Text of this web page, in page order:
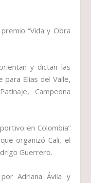
premio“Vida y Obra
y dictan las
para Elías del Valle,
Campeona
en Colombia”
organizó Cali, el
Guerrero.
Adriana Ávila y